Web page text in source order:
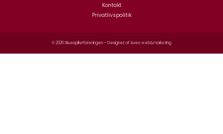
Kontakt
Privatlivspolitik
© 2026 Skuespillerforeningen – Designet afAveo web&marketing